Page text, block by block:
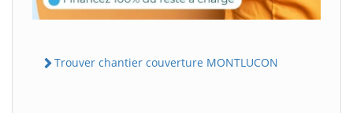
Trouver chantier couverture MONTLUCON